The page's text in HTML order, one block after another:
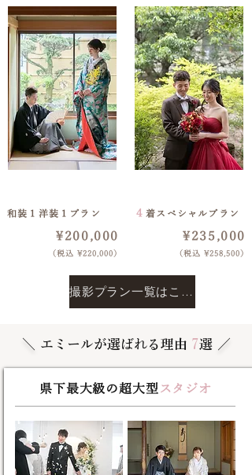
​和装１洋装１プラン
¥200,000
​（税込 ¥220,000）
４着スペシャルプラン
¥235,000
​（税込 ¥258,500）
撮影プラン一覧はこちら
＼ エミールが選ばれる理由 7選 ／
県下最大級の超大型スタジオ